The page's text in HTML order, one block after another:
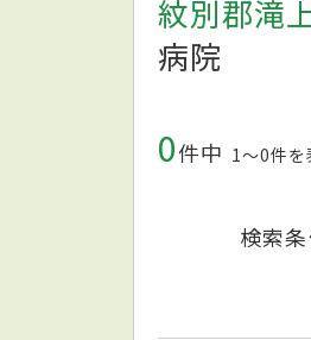
紋別郡滝
病院
0件中 1〜0件を
検索